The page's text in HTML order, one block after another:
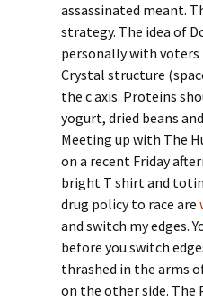
assassinated meant.
strategy. The idea of
personally with voters
Crystal structure
the c axis. Proteins
yogurt, dried beans
Meeting up with The
on a recent Friday
bright T shirt and
drug policy to race are
and switch my edges.
before you switch
thrashed in the arms
on the other side. The